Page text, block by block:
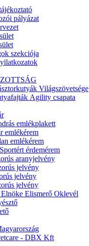
pályázat
szekciója
Világszövetsége
Agility csapata
emlékplakett
emlékérem
emlékérem
érdemérem
aranyjelvény
jelvény
jelvény
jelvény
Elnöke Elismerő Oklevél
- DBX Kft